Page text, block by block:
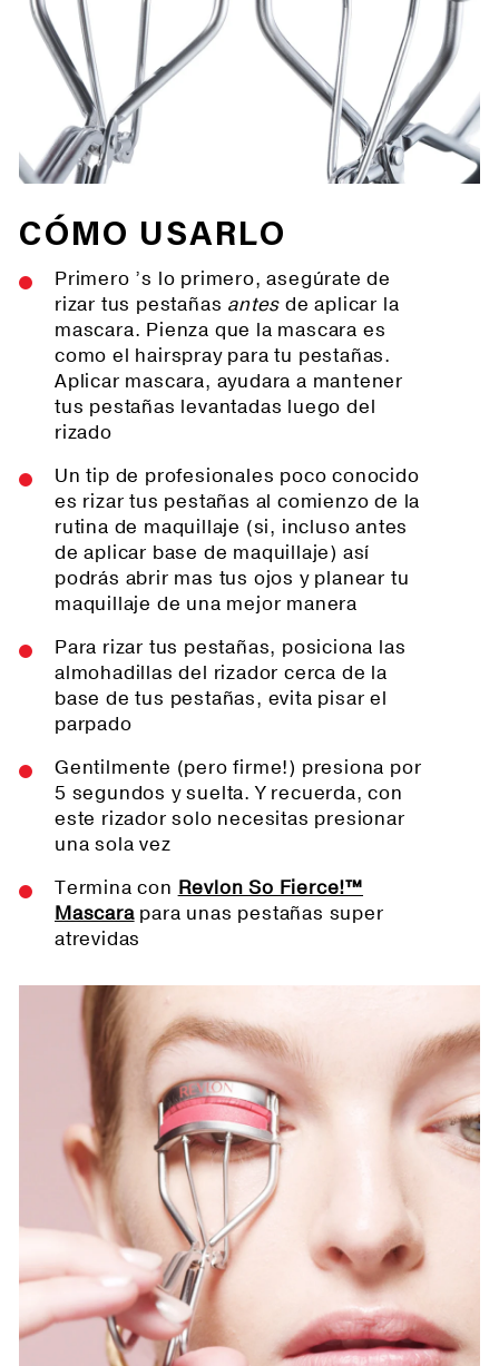
CÓMO USARLO
Primero ’s lo primero, asegúrate de
rizar tus pestañas antes de aplicar la
mascara. Pienza que la mascara es
como el hairspray para tu pestañas.
Aplicar mascara, ayudara a mantener
tus pestañas levantadas luego del
rizado
Un tip de profesionales poco conocido
es rizar tus pestañas al comienzo de la
rutina de maquillaje (si, incluso antes
de aplicar base de maquillaje) así
podrás abrir mas tus ojos y planear tu
maquillaje de una mejor manera
Para rizar tus pestañas, posiciona las
almohadillas del rizador cerca de la
base de tus pestañas, evita pisar el
parpado
Gentilmente (pero firme!) presiona por
5 segundos y suelta. Y recuerda, con
este rizador solo necesitas presionar
una sola vez
Termina con Revlon So Fierce!™
Mascarapara unas pestañas super
atrevidas